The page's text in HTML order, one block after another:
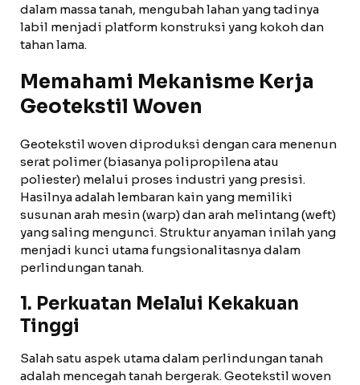
dalam massa tanah, mengubah lahan yang tadinya
labil menjadi platform konstruksi yang kokoh dan
tahan lama.
Memahami Mekanisme Kerja
Geotekstil Woven
Geotekstil woven diproduksi dengan cara menenun
serat polimer (biasanya polipropilena atau
poliester) melalui proses industri yang presisi.
Hasilnya adalah lembaran kain yang memiliki
susunan arah mesin (warp) dan arah melintang (weft)
yang saling mengunci. Struktur anyaman inilah yang
menjadi kunci utama fungsionalitasnya dalam
perlindungan tanah.
1. Perkuatan Melalui Kekakuan
Tinggi
Salah satu aspek utama dalam perlindungan tanah
adalah mencegah tanah bergerak. Geotekstil woven